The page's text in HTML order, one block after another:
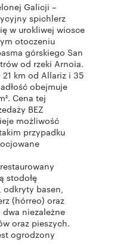
Galicji –
spichlerz
w urokliwej wiosce
otoczeniu
górskiego San
od rzeki Arnoia.
21 km od Allariz i 35
obejmuje
Cena tej
BEZ
możliwość
przypadku
stodołę
odkryty basen,
(hórreo) oraz
dwa niezależne
oraz pieszych.
ogrodzony